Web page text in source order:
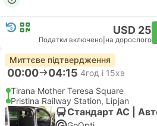
USD 25
Податки включено на дорослого
Миттєве підтвердження
00:00 04:15 4год і 15хв
Tirana Mother Teresa Square
Pristina Railway Station, Lipjan
Стандарт АС |